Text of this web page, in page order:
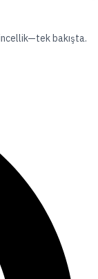
bakışta.